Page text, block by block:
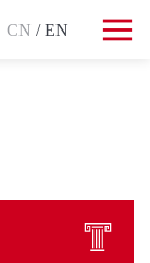
CN / EN